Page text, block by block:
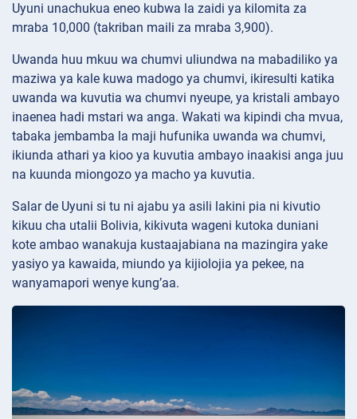
Uyuni unachukua eneo kubwa la zaidi ya kilomita za
mraba 10,000 (takriban maili za mraba 3,900).
Uwanda huu mkuu wa chumvi uliundwa na mabadiliko ya
maziwa ya kale kuwa madogo ya chumvi, ikiresulti katika
uwanda wa kuvutia wa chumvi nyeupe, ya kristali ambayo
inaenea hadi mstari wa anga. Wakati wa kipindi cha mvua,
tabaka jembamba la maji hufunika uwanda wa chumvi,
ikiunda athari ya kioo ya kuvutia ambayo inaakisi anga juu
na kuunda miongozo ya macho ya kuvutia.
Salar de Uyuni si tu ni ajabu ya asili lakini pia ni kivutio
kikuu cha utalii Bolivia, kikivuta wageni kutoka duniani
kote ambao wanakuja kustaajabiana na mazingira yake
yasiyo ya kawaida, miundo ya kijiolojia ya pekee, na
wanyamapori wenye kung’aa.